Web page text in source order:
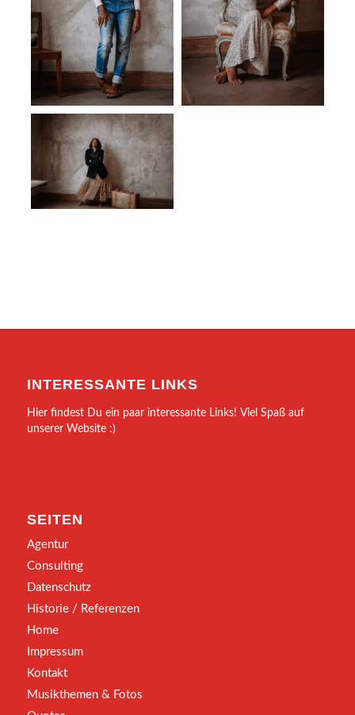
INTERESSANTE LINKS
Hier findest Du ein paar interessante Links! Viel Spaß auf
unserer Website :)
SEITEN
Agentur
Consulting
Datenschutz
Historie / Referenzen
Home
Impressum
Kontakt
Musikthemen & Fotos